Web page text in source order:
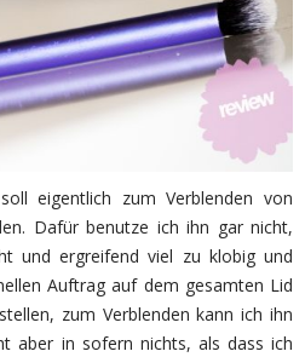
eigentlich zum Verblenden von
Dafür benutze ich ihn gar nicht,
und ergreifend viel zu klobig und
Auftrag auf dem gesamten Lid
zum Verblenden kann ich ihn
aber in sofern nichts, als dass ich